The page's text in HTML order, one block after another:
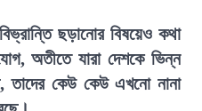
ছড়ানোর বিষয়েও কথা
অতীতে যারা দেশকে ভিন্ন
তাদের কেউ কেউ এখনো নানা